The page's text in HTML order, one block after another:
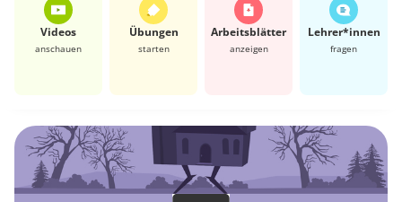
Videos
anschauen
Übungen
starten
Arbeits­blätter
anzeigen
Lehrer*​innen
fragen